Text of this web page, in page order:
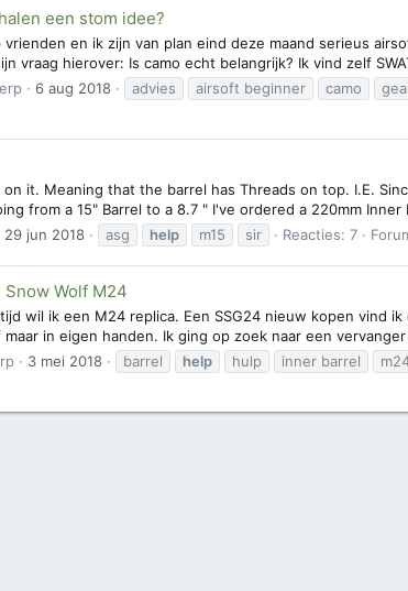
een stom idee?
vrienden en ik zijn van plan eind deze maand serieus
vraag hierover: Is camo echt belangrijk? Ik vind zelf
6 aug 2018 advies airsoft beginner camo
on it. Meaning that the barrel has Threads on top. I.E.
from a 15" Barrel to a 8.7 " I've ordered a 220mm
29 jun 2018 asg help m15 sir Reacties: 7
Wolf M24
wil ik een M24 replica. Een SSG24 nieuw kopen vind
in eigen handen. Ik ging op zoek naar een
3 mei 2018 barrel help hulp inner barrel